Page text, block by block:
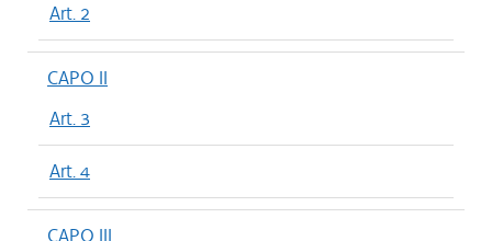
Art. 2
CAPO II
Art. 3
Art. 4
CAPO III